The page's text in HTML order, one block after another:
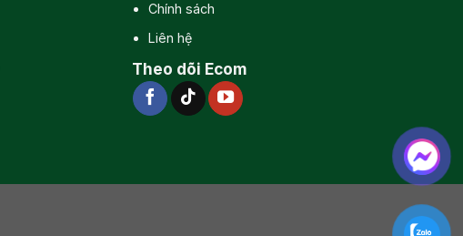
Chính sách
Liên hệ
Theo dõi Ecom